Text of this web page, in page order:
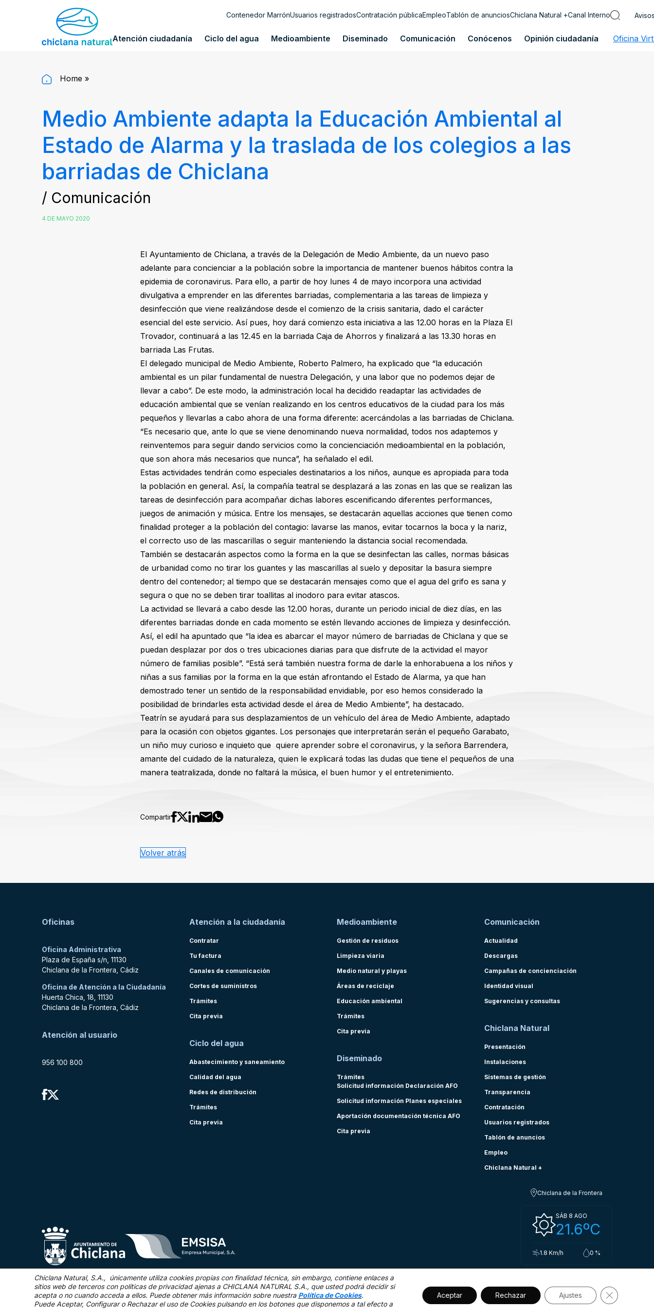
Contenedor MarrónUsuarios registradosContratación públicaEmpleoTablón de anunciosChiclana Natural +Canal Interno
Atención ciudadanía Ciclo del agua Medioambiente Diseminado Comunicación Conócenos Opinión ciudadanía Oficina
Home »
Medio Ambiente adapta la Educación Ambiental al
Estado de Alarma y la traslada de los colegios a las
barriadas de Chiclana
/ Comunicación
4 DE MAYO 2020
El Ayuntamiento de Chiclana, a través de la Delegación de Medio Ambiente, da un nuevo paso
adelante para concienciar a la población sobre la importancia de mantener buenos hábitos contra la
epidemia de coronavirus. Para ello, a partir de hoy lunes 4 de mayo incorpora una actividad
divulgativa a emprender en las diferentes barriadas, complementaria a las tareas de limpieza y
desinfección que viene realizándose desde el comienzo de la crisis sanitaria, dado el carácter
esencial del este servicio. Así pues, hoy dará comienzo esta iniciativa a las 12.00 horas en la Plaza El
Trovador, continuará a las 12.45 en la barriada Caja de Ahorros y finalizará a las 13.30 horas en
barriada Las Frutas.
El delegado municipal de Medio Ambiente, Roberto Palmero, ha explicado que “la educación
ambiental es un pilar fundamental de nuestra Delegación, y una labor que no podemos dejar de
llevar a cabo”. De este modo, la administración local ha decidido readaptar las actividades de
educación ambiental que se venían realizando en los centros educativos de la ciudad para los más
pequeños y llevarlas a cabo ahora de una forma diferente: acercándolas a las barriadas de Chiclana.
“Es necesario que, ante lo que se viene denominando nueva normalidad, todos nos adaptemos y
reinventemos para seguir dando servicios como la concienciación medioambiental en la población,
que son ahora más necesarios que nunca”, ha señalado el edil.
Estas actividades tendrán como especiales destinatarios a los niños, aunque es apropiada para toda
la población en general. Así, la compañía teatral se desplazará a las zonas en las que se realizan las
tareas de desinfección para acompañar dichas labores escenificando diferentes performances,
juegos de animación y música. Entre los mensajes, se destacarán aquellas acciones que tienen como
finalidad proteger a la población del contagio: lavarse las manos, evitar tocarnos la boca y la nariz,
el correcto uso de las mascarillas o seguir manteniendo la distancia social recomendada.
También se destacarán aspectos como la forma en la que se desinfectan las calles, normas básicas
de urbanidad como no tirar los guantes y las mascarillas al suelo y depositar la basura siempre
dentro del contenedor; al tiempo que se destacarán mensajes como que el agua del grifo es sana y
segura o que no se deben tirar toallitas al inodoro para evitar atascos.
La actividad se llevará a cabo desde las 12.00 horas, durante un periodo inicial de diez días, en las
diferentes barriadas donde en cada momento se estén llevando acciones de limpieza y desinfección.
Así, el edil ha apuntado que “la idea es abarcar el mayor número de barriadas de Chiclana y que se
puedan desplazar por dos o tres ubicaciones diarias para que disfrute de la actividad el mayor
número de familias posible”. “Está será también nuestra forma de darle la enhorabuena a los niños y
niñas a sus familias por la forma en la que están afrontando el Estado de Alarma, ya que han
demostrado tener un sentido de la responsabilidad envidiable, por eso hemos considerado la
posibilidad de brindarles esta actividad desde el área de Medio Ambiente”, ha destacado.
Teatrín se ayudará para sus desplazamientos de un vehículo del área de Medio Ambiente, adaptado
para la ocasión con objetos gigantes. Los personajes que interpretarán serán el pequeño Garabato,
un niño muy curioso e inquieto que quiere aprender sobre el coronavirus, y la señora Barrendera,
amante del cuidado de la naturaleza, quien le explicará todas las dudas que tiene el pequeños de una
manera teatralizada, donde no faltará la música, el buen humor y el entretenimiento.
Compartir
Volver atrás
Oficinas
Oficina Administrativa
Plaza de España s/n, 11130
Chiclana de la Frontera, Cádiz
Oficina de Atención a la Ciudadanía
Huerta Chica, 18, 11130
Chiclana de la Frontera, Cádiz
Atención al usuario
956 100 800
Atención a la ciudadanía
Contratar
Tu factura
Canales de comunicación
Cortes de suministros
Trámites
Cita previa
Ciclo del agua
Abastecimiento y saneamiento
Calidad del agua
Redes de distribución
Trámites
Cita previa
Medioambiente
Gestión de residuos
Limpieza viaria
Medio natural y playas
Áreas de reciclaje
Educación ambiental
Trámites
Cita previa
Diseminado
Trámites
Solicitud información Declaración AFO
Solicitud información Planes especiales
Aportación documentación técnica AFO
Cita previa
Comunicación
Actualidad
Descargas
Campañas de concienciación
Identidad visual
Sugerencias y consultas
Chiclana Natural
Presentación
Instalaciones
Sistemas de gestión
Transparencia
Contratación
Usuarios registrados
Tablón de anuncios
Empleo
Chiclana Natural +
Chiclana de la Frontera
SÁB 8 AGO
21.6ºC
1.8 Km/h 0 %
©2025 Chiclana Natural Mapa WebAccesibilidad Política de privacidad. Aviso legal Política de cookies
Chiclana Natural, S.A., únicamente utiliza cookies propias con finalidad técnica, sin embargo, contiene enlaces a
sitios web de terceros con políticas de privacidad ajenas a CHICLANA NATURAL S.A., que usted podrá decidir si
acepta o no cuando acceda a ellos. Puede obtener más información sobre nuestra Política de Cookies.
Puede Aceptar, Configurar o Rechazar el uso de Cookies pulsando en los botones que disponemos a tal efecto a
Aceptar Rechazar Ajustes Cerrar el